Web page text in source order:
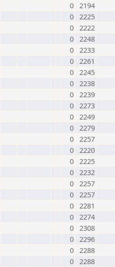
0 2194
0 2225
0 2222
0 2248
0 2233
0 2261
0 2245
0 2238
0 2239
0 2273
0 2249
0 2279
0 2257
0 2220
0 2225
0 2232
0 2257
0 2257
0 2281
0 2274
0 2308
0 2296
0 2288
0 2288